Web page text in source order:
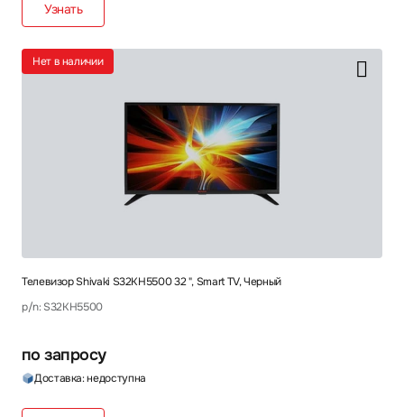
Узнать
Телевизор Shivaki S32KH5500 32 ", Smart TV, Черный
p/n: S32KH5500
по запросу
Доставка: недоступна
Нет в наличии